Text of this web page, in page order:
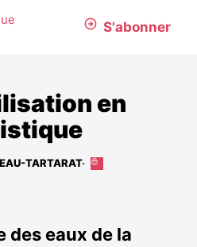
S'abonner
en
TARTARAT
Cet
abonnés
des eaux de la